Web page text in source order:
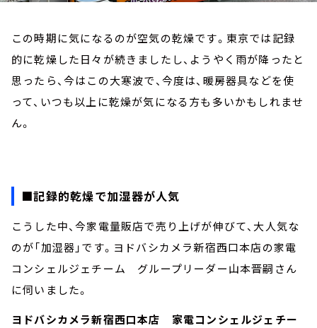
この時期に気になるのが空気の乾燥です。東京では記録
的に乾燥した日々が続きましたし、ようやく雨が降ったと
思ったら、今はこの大寒波で、今度は、暖房器具などを使
って、いつも以上に乾燥が気になる方も多いかもしれませ
ん。
■記録的乾燥で加湿器が人気
こうした中、今家電量販店で売り上げが伸びて、大人気な
のが「加湿器」です。ヨドバシカメラ新宿西口本店の家電
コンシェルジェチーム グループリーダー山本晋嗣さん
に伺いました。
ヨドバシカメラ新宿西口本店 家電コンシェルジェチー